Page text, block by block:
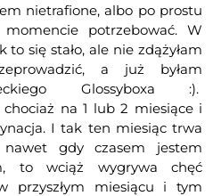
nietrafione, albo po prostu
potrzebować. W
się stało, ale nie zdążyłam
a już byłam
Glossyboxa :).
na 1 lub 2 miesiące i
I tak ten miesiąc trwa
gdy czasem jestem
to wciąż wygrywa chęć
przyszłym miesiącu i tym